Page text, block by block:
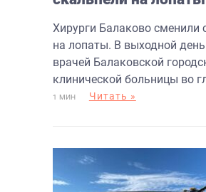
Хирурги Балаково сменили
на лопаты. В выходной
врачей Балаковской
клинической больницы во
1 МИН Читать »